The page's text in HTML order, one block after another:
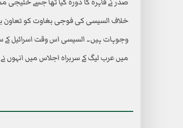
خلاف السیسی کی فوجی بغاوت کو تعاون
وجوہات ہیں۔ السیسی اس وقت اسرائیل کے
میں عرب لیگ کے سربراہ اجلاس میں انہوں